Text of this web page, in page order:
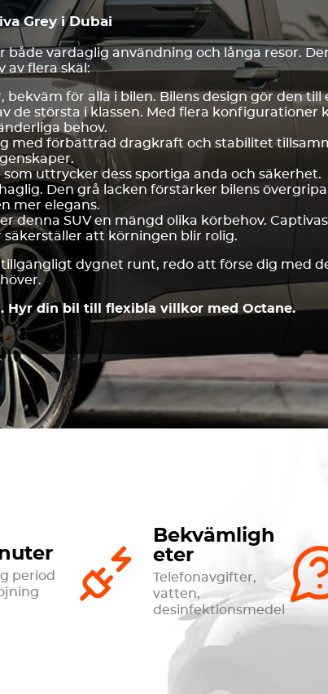
Grey i Dubai
vardaglig användning och långa resor.
av flera skäl:
bekväm för alla i bilen. Bilens design gör den till
största i klassen. Med flera konfigurationer
behov.
med förbättrad dragkraft och stabilitet
uttrycker dess sportiga anda och säkerhet.
Den grå lacken förstärker bilens
mer elegans.
denna SUV en mängd olika körbehov. Captivas
att körningen blir rolig.
dygnet runt, redo att förse dig med
Hyr din bil till flexibla villkor med Octane.
period
Bekvämligh
eter
Telefonavgifter,
vatten,
desinfektionsmedel